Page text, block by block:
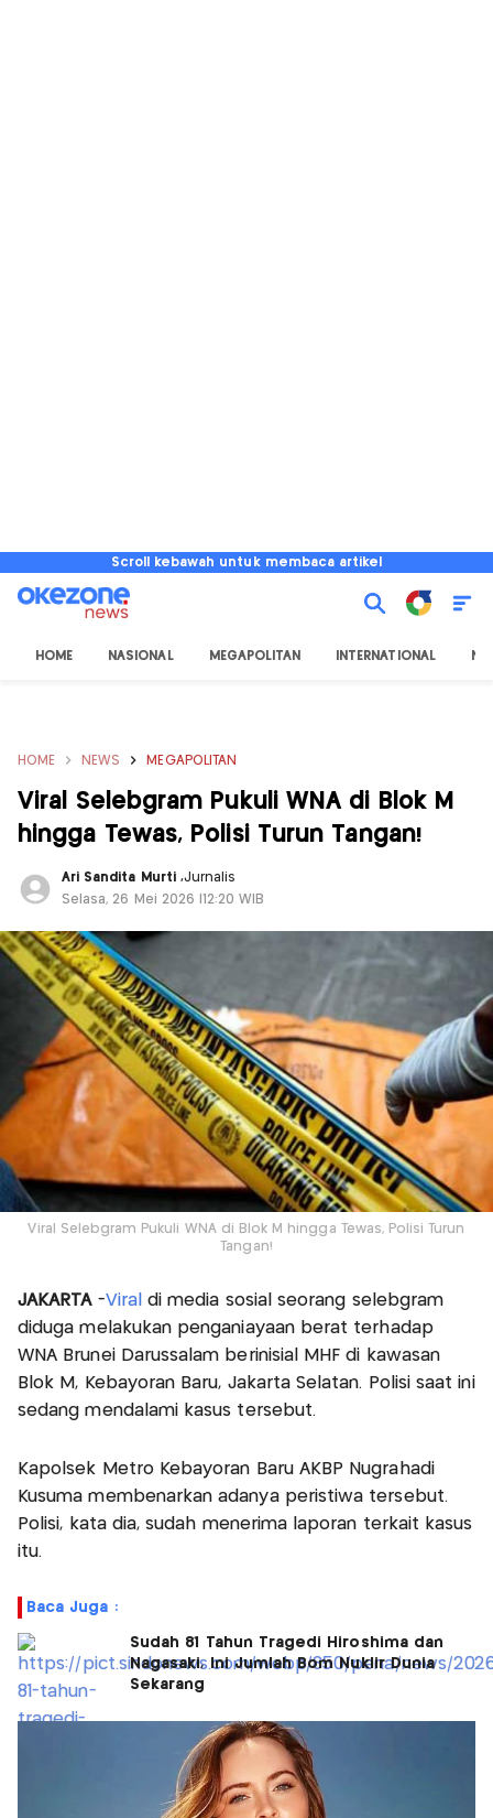
Scroll kebawah untuk membaca artikel
HOME NASIONAL MEGAPOLITAN INTERNATIONAL
HOME NEWS MEGAPOLITAN
Viral Selebgram Pukuli WNA di Blok M
hingga Tewas, Polisi Turun Tangan!
Ari Sandita Murti ,Jurnalis
Selasa, 26 Mei 2026 |12:20 WIB
Viral Selebgram Pukuli WNA di Blok M hingga Tewas, Polisi Turun
Tangan!
JAKARTA -Viral di media sosial seorang selebgram
diduga melakukan penganiayaan berat terhadap
WNA Brunei Darussalam berinisial MHF di kawasan
Blok M, Kebayoran Baru, Jakarta Selatan. Polisi saat ini
sedang mendalami kasus tersebut.
Kapolsek Metro Kebayoran Baru AKBP Nugrahadi
Kusuma membenarkan adanya peristiwa tersebut.
Polisi, kata dia, sudah menerima laporan terkait kasus
itu.
Baca Juga :
Sudah 81 Tahun Tragedi Hiroshima dan
Nagasaki, Ini Jumlah Bom Nuklir Dunia
Sekarang